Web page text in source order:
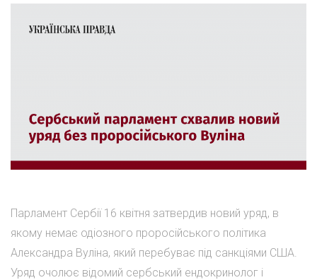
Парламент Сербії 16 квітня затвердив новий уряд, в
якому немає одіозного проросійського політика
Александра Вуліна, який перебуває під санкціями США.
Уряд очолює відомий сербський ендокринолог і